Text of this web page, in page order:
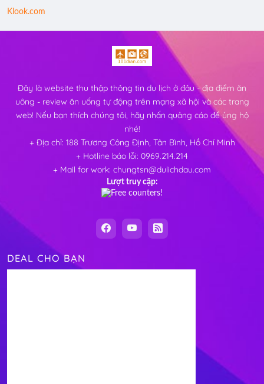
Klook.com
Đây là website thu thập thông tin du lịch ở đâu - địa điểm ăn
uông - review ăn uống tự động trên mạng xã hội và các trang
web! Nếu bạn thích chúng tôi, hãy nhấn quảng cáo để ủng hộ
nhé!
+ Địa chỉ: 188 Trương Công Định, Tân Bình, Hồ Chí Minh
+ Hotline báo lỗi: 0969.214.214
+ Mail for work: chungtsn@dulichdau.com
Lượt truy cập:
DEAL CHO BẠN